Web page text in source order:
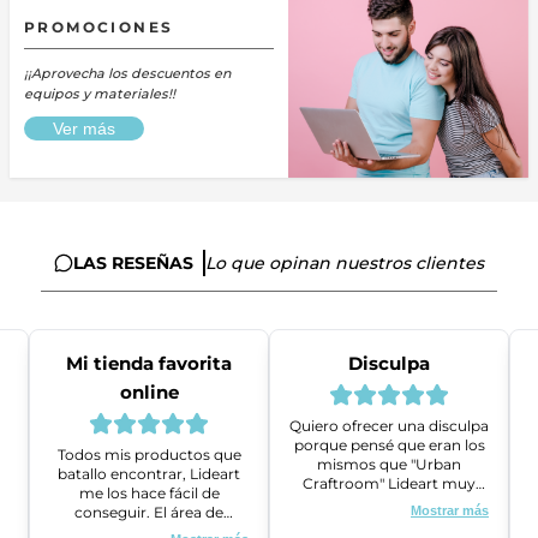
PROMOCIONES
¡¡Aprovecha los descuentos en
equipos y materiales!!
Ver más
LAS RESEÑAS Lo que opinan nuestros clientes
Mi tienda favorita
online
Todos mis productos que
batallo encontrar, Lideart
me los hace fácil de
conseguir. El área de
ventas es super amable y
Disculpa
Quiero ofrecer una disculpa
porque pensé que eran los
mismos que "Urban
Craftroom" Lideart muy
amables me ayudaron a
gestionar un problema que
Mostrar más